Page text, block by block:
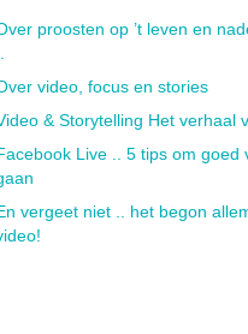
proosten op ’t leven en
video, focus en stories
& Storytelling Het verhaal
Live .. 5 tips om goed
vergeet niet .. het begon